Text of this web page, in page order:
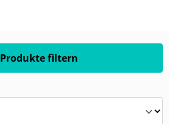
Produkte filtern